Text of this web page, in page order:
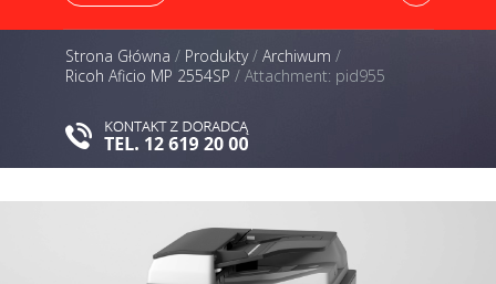
Strona Główna / Produkty/ Archiwum /
Ricoh Aficio MP 2554SP / Attachment: pid955